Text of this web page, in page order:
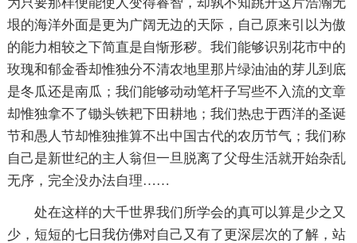
垠的海洋外面是更为广阔无边的天际，自己原来引以为傲
的能力相较之下简直是自惭形秽。我们能够识别花市中的
玫瑰和郁金香却惟独分不清农地里那片绿油油的芽儿到底
是冬瓜还是南瓜；我们能够动动笔杆子写些不入流的文章
却惟独拿不了锄头铁耙下田耕地；我们热忠于西洋的圣诞
节和愚人节却惟独推算不出中国古代的农历节气；我们称
自己是新世纪的主人翁但一旦脱离了父母生活就开始杂乱
无序，完全没办法自理……
处在这样的大千世界我们所学会的真可以算是少之又
少，短短的七日我仿佛对自己又有了更深层次的了解，站